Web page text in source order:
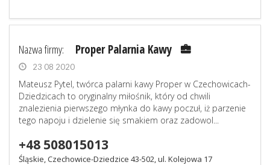
Nazwa firmy: Proper Palarnia Kawy
23 08 2020
Mateusz Pytel, twórca palarni kawy Proper w Czechowicach-
Dziedzicach to oryginalny miłośnik, który od chwili
znalezienia pierwszego młynka do kawy poczuł, iż parzenie
tego napoju i dzielenie się smakiem oraz zadowol...
+48 508015013
Śląskie, Czechowice-Dziedzice 43-502, ul. Kolejowa 17